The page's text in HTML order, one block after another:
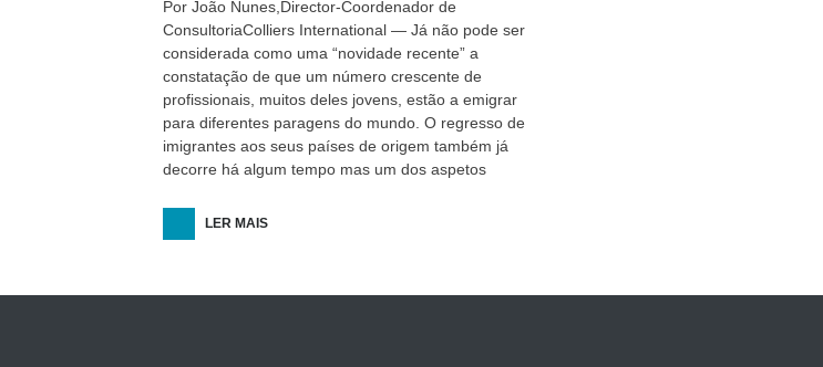
Por João Nunes,Director-Coordenador de
ConsultoriaColliers International — Já não pode ser
considerada como uma “novidade recente” a
constatação de que um número crescente de
profissionais, muitos deles jovens, estão a emigrar
para diferentes paragens do mundo. O regresso de
imigrantes aos seus países de origem também já
decorre há algum tempo mas um dos aspetos
LER MAIS